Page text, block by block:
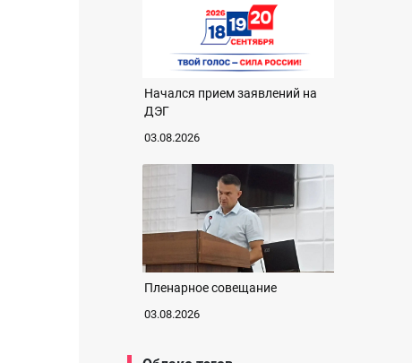
Начался прием заявлений на
ДЭГ
03.08.2026
Пленарное совещание
03.08.2026